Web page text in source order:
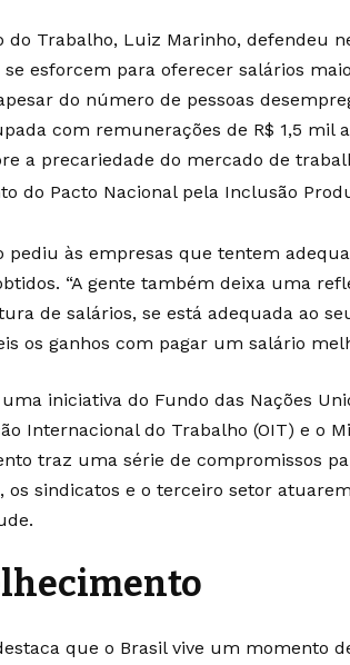
do Trabalho, Luiz Marinho, defendeu
se esforcem para oferecer salários
do número de pessoas
com remunerações de R$ 1,5 mil
a precariedade do mercado de
do Pacto Nacional pela Inclusão
pediu às empresas que tentem
“A gente também deixa uma
de salários, se está adequada ao
os ganhos com pagar um salário
iniciativa do Fundo das Nações
Internacional do Trabalho (OIT) e o
traz uma série de compromissos
os sindicatos e o terceiro setor
que o Brasil vive um momento